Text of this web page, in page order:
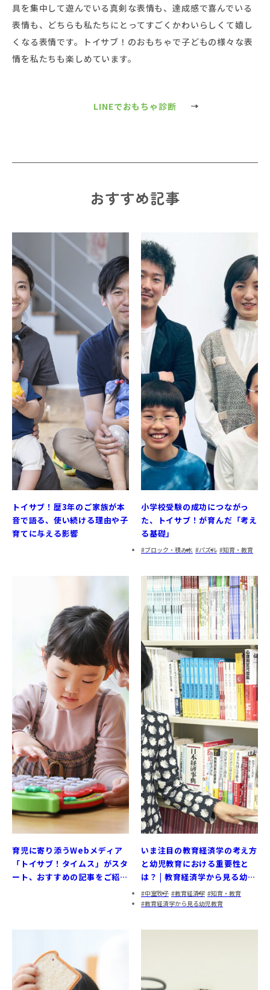
具を集中して遊んでいる真剣な表情も、達成感で喜んでいる
表情も、どちらも私たちにとってすごくかわいらしくて嬉し
くなる表情です。トイサブ！のおもちゃで子どもの様々な表
情を私たちも楽しめています。
LINEでおもちゃ診断
おすすめ記事
トイサブ！歴3年のご家族が本
音で語る、使い続ける理由や子
育てに与える影響
小学校受験の成功につながっ
た、トイサブ！が育んだ「考え
る基礎」
ブロック・積み木 パズル 知育・教育
育児に寄り添うWebメディア
「トイサブ！タイムス」がスタ
ート、おすすめの記事をご紹介
いま注目の教育経済学の考え方
と幼児教育における重要性と
は？ | 教育経済学から見る幼児
教育①
中室牧子 教育経済学
知育・教育
教育経済学から見る幼児教育